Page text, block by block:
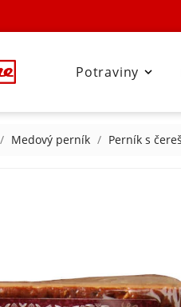

Potraviny
Medový perník Perník s